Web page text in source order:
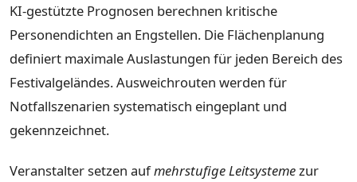
KI-gestützte Prognosen berechnen kritische
Personendichten an Engstellen. Die Flächenplanung
definiert maximale Auslastungen für jeden Bereich des
Festivalgeländes. Ausweichrouten werden für
Notfallszenarien systematisch eingeplant und
gekennzeichnet.
Veranstalter setzen aufmehrstufige Leitsystemezur